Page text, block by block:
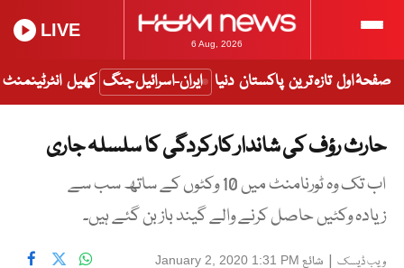
6 Aug, 2026
LIVE
صفحۂ اول تازہ ترین پاکستان دنیا ایران-اسرائیل جنگ کھیل انٹرٹینمنٹ
حارث رؤف کی شاندار کارکردگی کا سلسلہ جاری
اب تک وہ ٹورنامنٹ میں 10 وکٹوں کے ساتھ سب سے
زیادہ وکٹیں حاصل کرنے والے گیند باز بن گئے ہیں۔
ویب ڈیسک | شائع January 2, 2020 1:31 PM